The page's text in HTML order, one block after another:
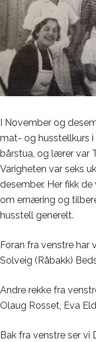
I November og
mat- og husstellkurs
bårstua, og lærer var
Varigheten var seks
desember. Her fikk
om ernæring og
husstell generelt.
Foran fra venstre har
Solveig (Råbakk)
Andre rekke fra
Olaug Rosset, Eva
Bak fra venstre ser vi